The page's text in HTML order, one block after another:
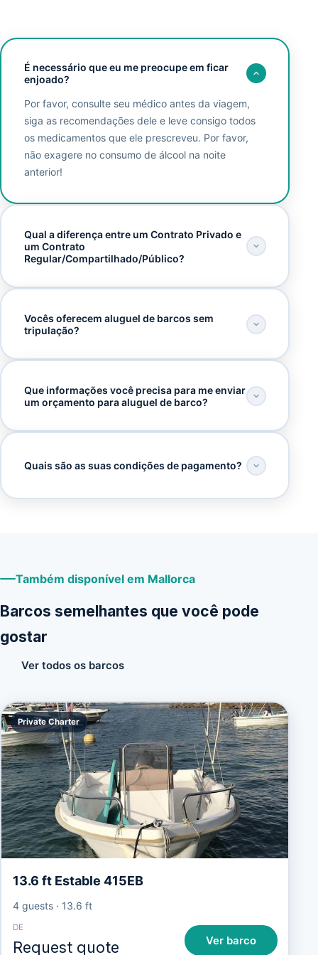
É necessário que eu me preocupe em ficar
enjoado?
Por favor, consulte seu médico antes da viagem,
siga as recomendações dele e leve consigo todos
os medicamentos que ele prescreveu. Por favor,
não exagere no consumo de álcool na noite
anterior!
Qual a diferença entre um Contrato Privado e
um Contrato
Regular/Compartilhado/Público?
Vocês oferecem aluguel de barcos sem
tripulação?
Que informações você precisa para me enviar
um orçamento para aluguel de barco?
Quais são as suas condições de pagamento?
Também disponível em Mallorca
Barcos semelhantes que você pode
gostar
Ver todos os barcos
Private Charter
13.6 ft Estable 415EB
4 guests· 13.6 ft
DE
Request quote Ver barco